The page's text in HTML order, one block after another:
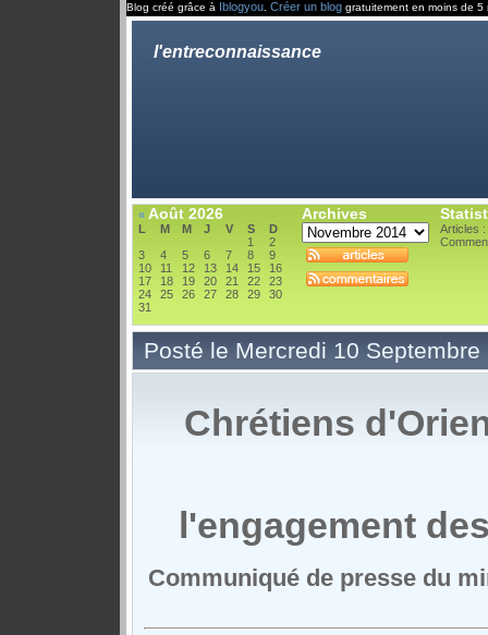
Blog créé grâce à Iblogyou Créer un blog gratuitement en moins de 5
l'entreconnaissance
« Août 2026
L M M J V S
D
1
2
3
4 5 6 7 8
9
10
11 12 13 14 15
16
17
18 19 20 21 22
23
24
25 26 27 28 29
30
31
Archives
Articles :
Posté le Mercredi 10
Chrétiens
l'engagement
Communiqué de presse du